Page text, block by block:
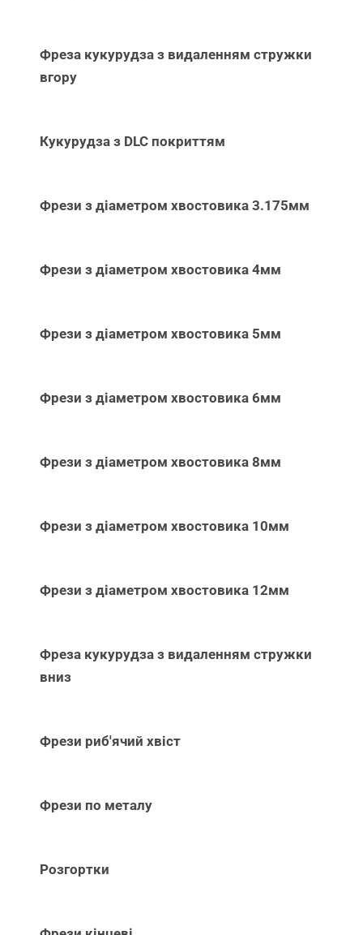
Фреза кукурудза з видаленням стружки
вгору
Кукурудза з DLC покриттям
Фрези з діаметром хвостовика 3.175мм
Фрези з діаметром хвостовика 4мм
Фрези з діаметром хвостовика 5мм
Фрези з діаметром хвостовика 6мм
Фрези з діаметром хвостовика 8мм
Фрези з діаметром хвостовика 10мм
Фрези з діаметром хвостовика 12мм
Фреза кукурудза з видаленням стружки
вниз
Фрези риб'ячий хвіст
Фрези по металу
Розгортки